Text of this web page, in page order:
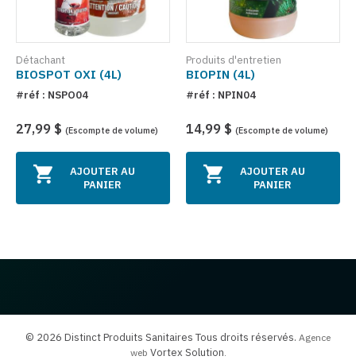
Détachant
BIOSPOT OXI (4L)
#réf : NSPO04
27,99 $ (Escompte de volume)
AJOUTER AU
PANIER
Produits d'entretien
BIOPIN (4L)
#réf : NPIN04
14,99 $ (Escompte de volume)
AJOUTER AU
PANIER
© 2026 Distinct Produits Sanitaires Tous droits réservés. Agence
web Vortex Solution.